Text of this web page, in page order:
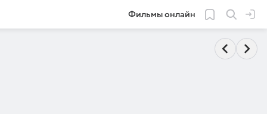
Фильмы онлайн